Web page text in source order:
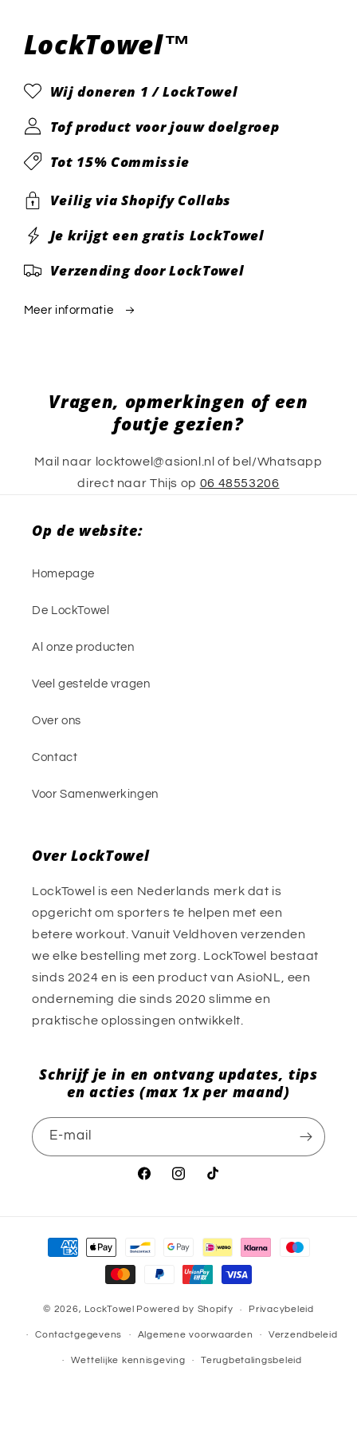
modaal
LockTowel™
Wij doneren 1 / LockTowel
Tof product voor jouw doelgroep
Tot 15% Commissie
Veilig via Shopify Collabs
Je krijgt een gratis LockTowel
Verzending door LockTowel
Meer informatie
Vragen, opmerkingen of een
foutje gezien?
Mail naar locktowel@asionl.nl of bel/Whatsapp
direct naar Thijs op 06 48553206
Op de website:
Homepage
De LockTowel
Al onze producten
Veel gestelde vragen
Over ons
Contact
Voor Samenwerkingen
Over LockTowel
LockTowel is een Nederlands merk dat is
opgericht om sporters te helpen met een
betere workout. Vanuit Veldhoven verzenden
we elke bestelling met zorg. LockTowel bestaat
sinds 2024 en is een product van AsioNL, een
onderneming die sinds 2020 slimme en
praktische oplossingen ontwikkelt.
Schrijf je in en ontvang updates, tips
en acties (max 1x per maand)
E‑mail
FacebookInstagram
TikTok
Betaalmethoden
© 2026, LockTowel Powered by Shopify Privacybeleid
Contactgegevens Algemene voorwaarden Verzendbeleid
Wettelijke kennisgeving Terugbetalingsbeleid